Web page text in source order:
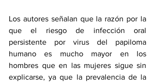
Los autores señalan que la razón por la
que el riesgo de infección oral
persistente por virus del papiloma
humano es mucho mayor en los
hombres que en las mujeres sigue sin
explicarse, ya que la prevalencia de la